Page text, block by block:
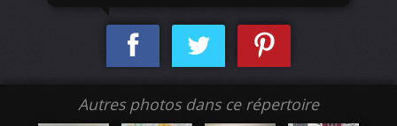
Autres photos dans ce répertoire